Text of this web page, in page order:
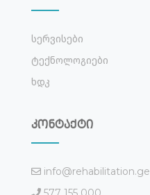
Სერვისები
Ტექნოლოგიები
Ხდკ
კონტაქტი
info@rehabilitation.ge